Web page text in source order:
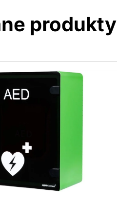
produkty